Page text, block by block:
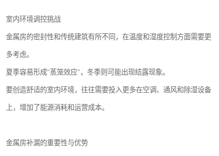
室内环境调控挑战
金属房的密封性和传统建筑有所不同，在温度和湿度控制方面需要更
多考虑。
夏季容易形成"蒸笼效应"，冬季则可能出现结露现象。
要创造舒适的室内环境，往往需要投入更多在空调、通风和除湿设备
上，增加了能源消耗和运营成本。
金属房补漏的重要性与优势